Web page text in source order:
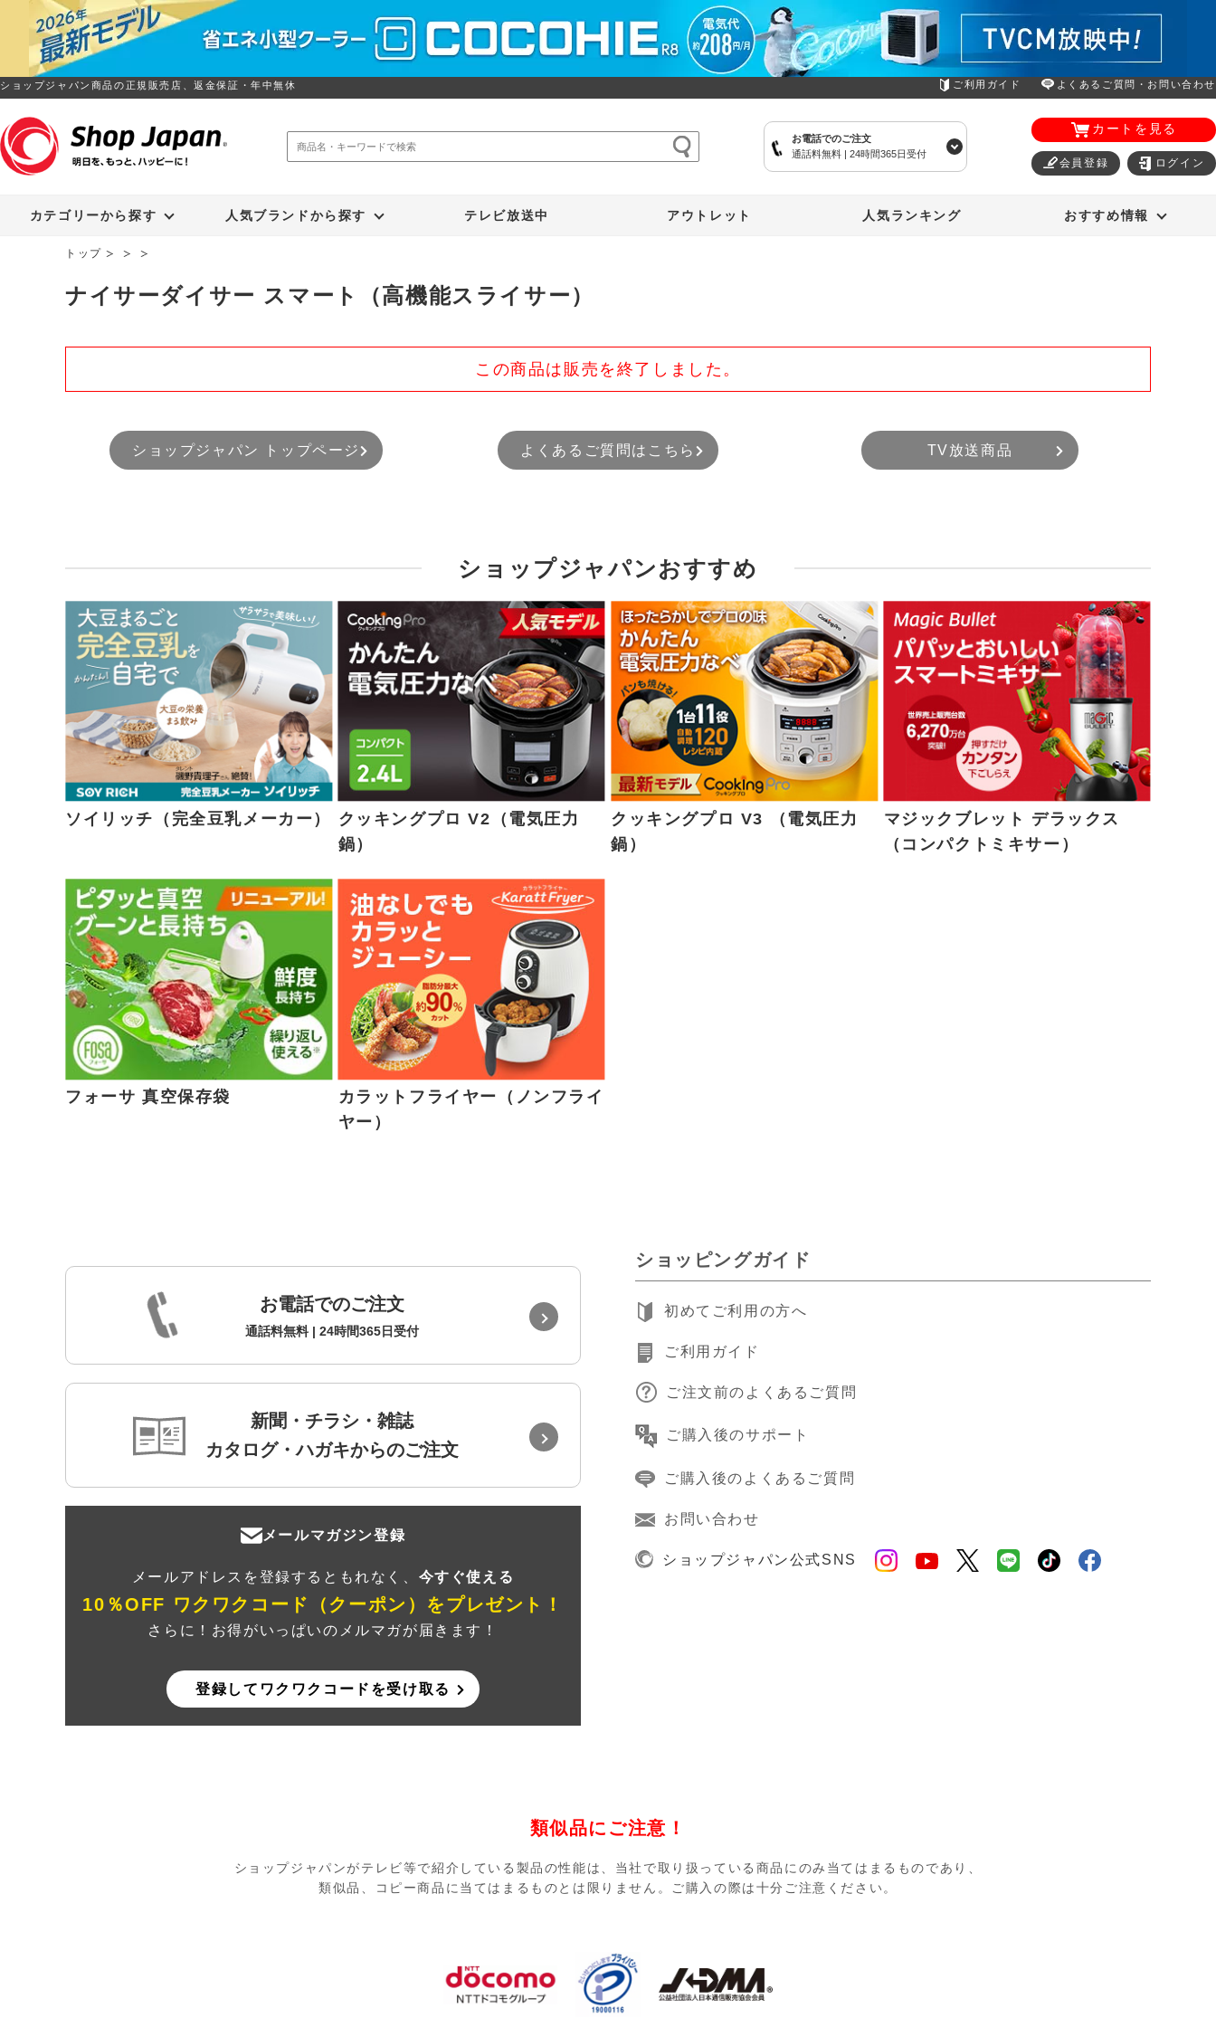
ショップジャパン商品の正規販売店、返金保証・年中無休 ご利用ガイド よくあるご質問・お問い合わせ
お電話でのご注文
通話料無料 | 24時間365日受付
カートを見る
会員登録 ログイン
カテゴリーから探す 人気ブランドから探す テレビ放送中 アウトレット 人気ランキング おすすめ情報
トップ
ナイサーダイサー スマート（高機能スライサー）
この商品は販売を終了しました。
ショップジャパン トップページ よくあるご質問はこちら TV放送商品
ショップジャパンおすすめ
ソイリッチ（完全豆乳メーカー）
クッキングプロ V2（電気圧力
鍋）
クッキングプロ V3 （電気圧力
鍋）
マジックブレット デラックス
（コンパクトミキサー）
フォーサ 真空保存袋
カラットフライヤー（ノンフライ
ヤー）
お電話でのご注文
通話料無料 | 24時間365日受付
新聞・チラシ・雑誌
カタログ・ハガキからのご注文
メールマガジン登録
メールアドレスを登録するともれなく、 今すぐ使える
10％OFF ワクワクコード（クーポン） をプレゼント！
さらに！お得がいっぱいのメルマガが届きます！
登録してワクワクコードを受け取る
ショッピングガイド
初めてご利用の方へ
ご利用ガイド
ご注文前のよくあるご質問
ご購入後のサポート
ご購入後のよくあるご質問
お問い合わせ
ショップジャパン公式SNS
類似品にご注意！
ショップジャパンがテレビ等で紹介している製品の性能は、当社で取り扱っている商品にのみ当てはまるものであり、
類似品、コピー商品に当てはまるものとは限りません。ご購入の際は十分ご注意ください。